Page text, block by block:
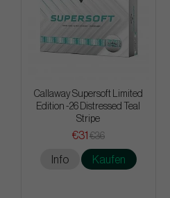
Callaway Supersoft Limited
Edition -26 Distressed Teal
Stripe
€31 €36
Info Kaufen